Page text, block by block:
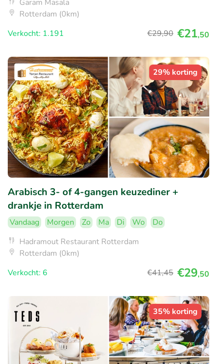
Garam Masala
Rotterdam (0km)
Verkocht: 1.191
€29,90 €21,50
29% korting
Arabisch 3- of 4-gangen keuzediner +
drankje in Rotterdam
Vandaag Morgen Zo Ma Di Wo
Do
Hadramout Restaurant Rotterdam
Rotterdam (0km)
Verkocht: 6
€41,45 €29,50
35% korting